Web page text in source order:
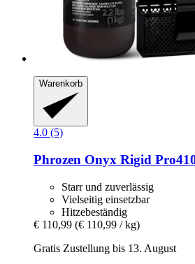
Warenkorb
4.0 (5)
Phrozen Onyx Rigid
Starr und zuverlässig
Vielseitig einsetzbar
Hitzebeständig
€ 110,99 (€ 110,99 / kg)
Gratis Zustellung bis 13. August